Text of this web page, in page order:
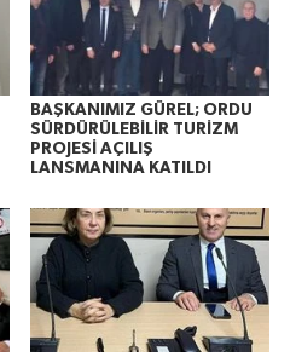
BAŞKANIMIZ GÜREL; ORDU
SÜRDÜRÜLEBİLİR TURİZM
PROJESİ AÇILIŞ
LANSMANINA KATILDI